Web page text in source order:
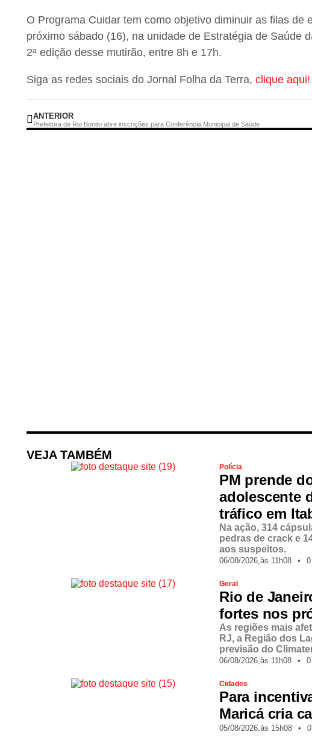
O Programa Cuidar tem como objetivo diminuir as filas de
próximo sábado (16), na unidade de Estratégia de Saúde
2ª edição desse mutirão, entre 8h e 17h.
Siga as redes sociais do Jornal Folha da Terra, clique aqui!
ANTERIOR
Prefeitura de Rio Bonito abre inscrições para Conferência Municipal de Saúde
VEJA TAMBÉM
Polícia
PM prende
adolescente
tráfico em
Na ação, 314
pedras de crack e
aos suspeitos.
06/08/2026,às 11h08 •
Geral
Rio de
fortes nos
As regiões mais
RJ, a Região dos
previsão do
06/08/2026,às 11h08 •
Cidades
Para
Maricá cria
05/08/2026,às 15h08 •